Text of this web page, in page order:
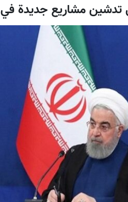
مشاريع جديدة في 3 محافظات